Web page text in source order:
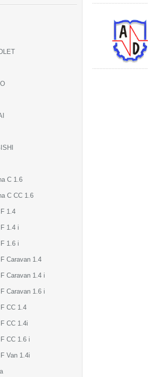
C 1.6
C CC 1.6
1.4
1.4 i
1.6 i
Caravan 1.4
Caravan 1.4 i
Caravan 1.6 i
CC 1.4
CC 1.4i
CC 1.6 i
Van 1.4i